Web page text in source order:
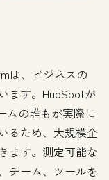
は、ビジネスの
ます。HubSpotが
ムの誰もが実際に
るため、大規模企
ます。測定可能な
チーム、ツールを